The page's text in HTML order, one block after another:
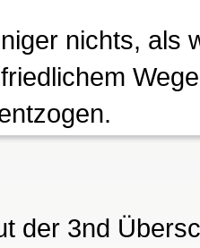
nichts, als
der 3nd